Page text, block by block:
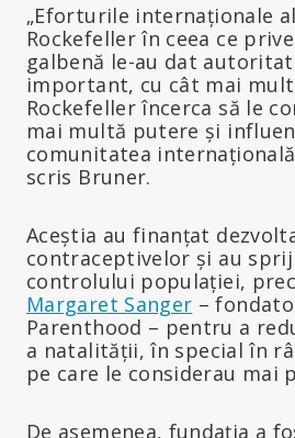
„Eforturile internaționale
Rockefeller în ceea ce
galbenă le-au dat
important, cu cât mai
Rockefeller încerca să le
mai multă putere și
comunitatea
scris Bruner.
Aceștia au finanțat
contraceptivelor și au
controlului populației,
Margaret Sanger –
Parenthood – pentru a
a natalității, în special în
pe care le considerau mai
De asemenea, fundația a